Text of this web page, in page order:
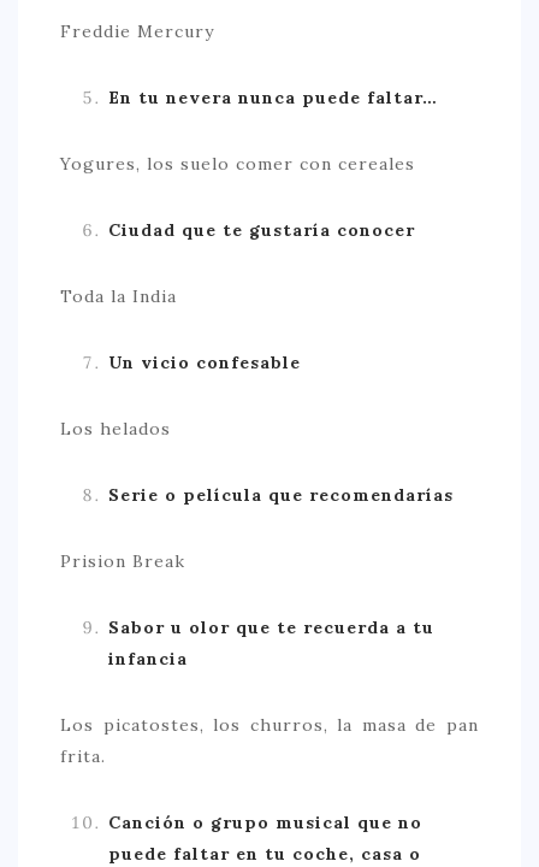
Freddie Mercury
En tu nevera nunca puede faltar…
Yogures, los suelo comer con cereales
Ciudad que te gustaría conocer
Toda la India
Un vicio confesable
Los helados
Serie o película que recomendarías
Prision Break
Sabor u olor que te recuerda a tu
infancia
Los picatostes, los churros, la masa de pan
frita.
Canción o grupo musical que no
puede faltar en tu coche, casa o